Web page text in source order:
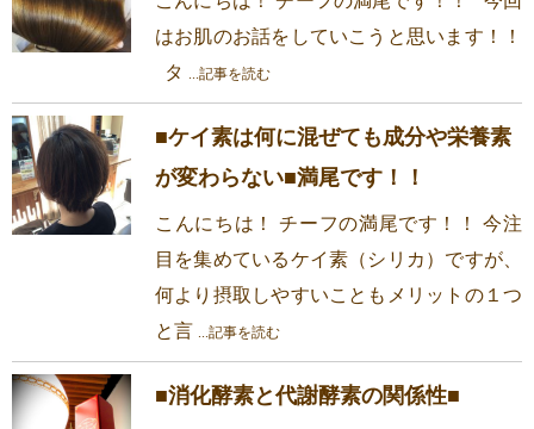
はお肌のお話をしていこうと思います！！
タ ...記事を読む
■ケイ素は何に混ぜても成分や栄養素
が変わらない■満尾です！！
こんにちは！ チーフの満尾です！！ 今注
目を集めているケイ素（シリカ）ですが、
何より摂取しやすいこともメリットの１つ
と言 ...記事を読む
■消化酵素と代謝酵素の関係性■